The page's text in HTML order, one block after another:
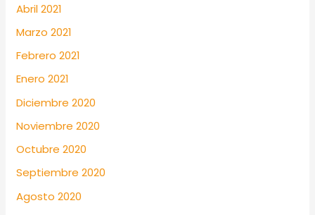
Abril 2021
Marzo 2021
Febrero 2021
Enero 2021
Diciembre 2020
Noviembre 2020
Octubre 2020
Septiembre 2020
Agosto 2020